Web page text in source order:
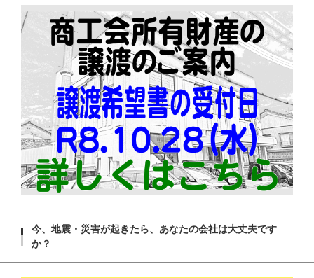
今、地震・災害が起きたら、あなたの会社は大丈夫です
か？